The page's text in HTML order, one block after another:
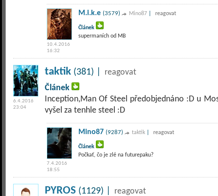
10.4.2016
16:32
M.i.k.e (3579) Mino87 reagovat
Článek
supermaních od MB
6.4.2016
23:04
taktik (381) |
reagovat
Článek
Inception,Man Of Steel předobjednáno :D u
vyšel za tenhle steel :D
7.4.2016
18:55
Mino87 (9287) taktik reagovat
Článek
Počkať, čo je zlé na futurepaku?
PYROS (1129) | reagovat